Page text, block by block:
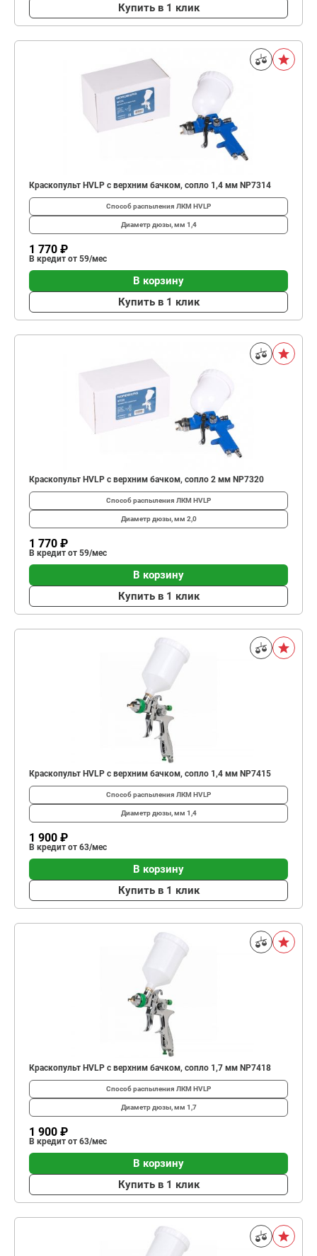
Купить в 1 клик
Краскопульт HVLP с верхним бачком, сопло 1,4 мм NP7314
Способ распыления ЛКМ HVLP
Диаметр дюзы, мм 1,4
1 770 ₽
В кредит от 59/мес
В корзину
Купить в 1 клик
Краскопульт HVLP с верхним бачком, сопло 2 мм NP7320
Способ распыления ЛКМ HVLP
Диаметр дюзы, мм 2,0
1 770 ₽
В кредит от 59/мес
В корзину
Купить в 1 клик
Краскопульт HVLP с верхним бачком, сопло 1,4 мм NP7415
Способ распыления ЛКМ HVLP
Диаметр дюзы, мм 1,4
1 900 ₽
В кредит от 63/мес
В корзину
Купить в 1 клик
Краскопульт HVLP с верхним бачком, сопло 1,7 мм NP7418
Способ распыления ЛКМ HVLP
Диаметр дюзы, мм 1,7
1 900 ₽
В кредит от 63/мес
В корзину
Купить в 1 клик